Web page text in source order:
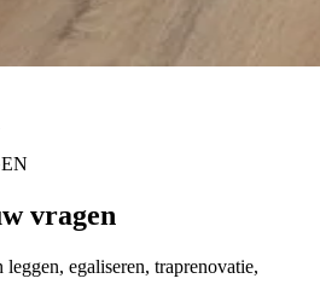
vragen
egaliseren, traprenovatie,